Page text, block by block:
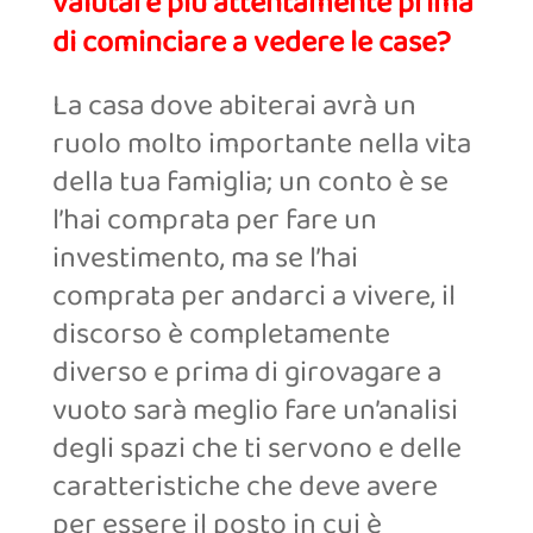
di cominciare a vedere le case?
La casa dove abiterai avrà un
ruolo molto importante nella vita
della tua famiglia; un conto è se
l’hai comprata per fare un
investimento, ma se l’hai
comprata per andarci a vivere, il
discorso è completamente
diverso e prima di girovagare a
vuoto sarà meglio fare un’analisi
degli spazi che ti servono e delle
caratteristiche che deve avere